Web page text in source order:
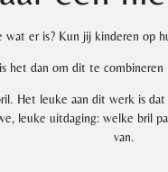
er is? Kun jij kinderen op
het dan om dit te
Het leuke aan dit werk is
leuke uitdaging: welke bril
van.